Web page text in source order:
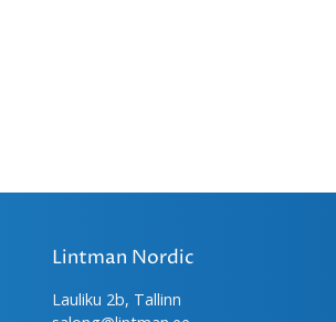
Lintman Nordic
Lauliku 2b, Tallinn